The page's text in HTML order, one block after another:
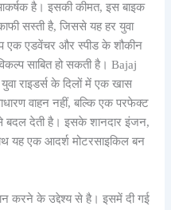
है। इसकी कीमत, इस बाइक
सस्ती है, जिससे यह हर युवा
एक एडवेंचर और स्पीड के शौकीन
साबित हो सकती है। Bajaj
राइडर्स के दिलों में एक खास
वाहन नहीं, बल्कि एक परफेक्ट
बदल देती है। इसके शानदार इंजन,
यह एक आदर्श मोटरसाइकिल बन
करने के उद्देश्य से है। इसमें दी गई